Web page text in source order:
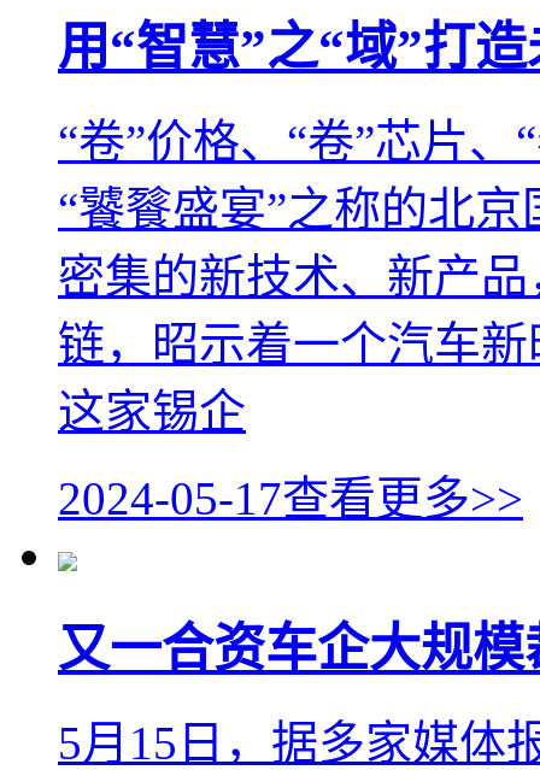
用“智慧”之“域”打
“卷”价格、“卷”芯片
“饕餮盛宴”之称的北
密集的新技术、新产
链，昭示着一个汽车
这家锡企
2024-05-17查看更多>>
又一合资车企大规模
5月15日，据多家媒体